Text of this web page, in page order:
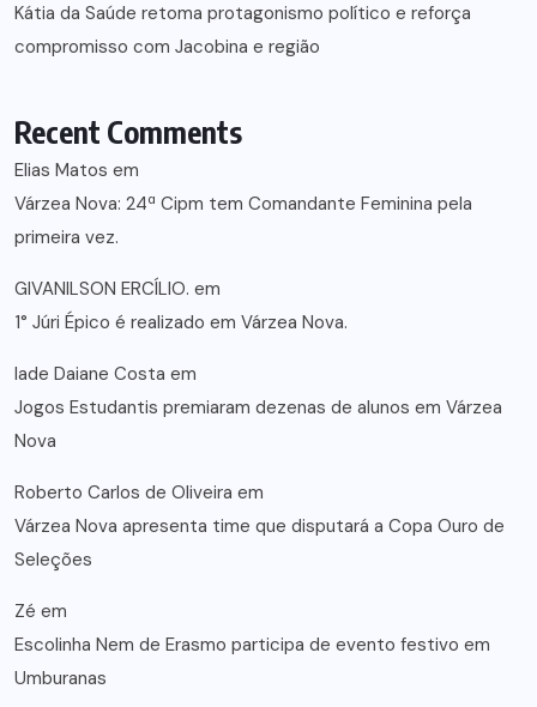
Kátia da Saúde retoma protagonismo político e reforça
compromisso com Jacobina e região
Recent Comments
Elias Matos em
Várzea Nova: 24ª Cipm tem Comandante Feminina pela
primeira vez.
GIVANILSON ERCÍLIO. em
1° Júri Épico é realizado em Várzea Nova.
lade Daiane Costa em
Jogos Estudantis premiaram dezenas de alunos em Várzea
Nova
Roberto Carlos de Oliveira em
Várzea Nova apresenta time que disputará a Copa Ouro de
Seleções
Zé em
Escolinha Nem de Erasmo participa de evento festivo em
Umburanas